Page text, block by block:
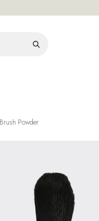
Brush Powder